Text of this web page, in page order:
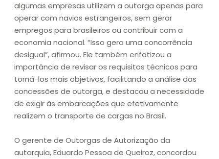
algumas empresas utilizem a outorga apenas para
operar com navios estrangeiros, sem gerar
empregos para brasileiros ou contribuir com a
economia nacional. “Isso gera uma concorrência
desigual”, afirmou. Ele também enfatizou a
importância de revisar os requisitos técnicos para
torná-los mais objetivos, facilitando a análise das
concessões de outorga, e destacou a necessidade
de exigir às embarcações que efetivamente
realizem o transporte de cargas no Brasil.
O gerente de Outorgas de Autorização da
autarquia, Eduardo Pessoa de Queiroz, concordou